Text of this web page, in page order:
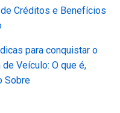
Créditos e Benefícios
para conquistar o
Veículo: O que é,
Sobre